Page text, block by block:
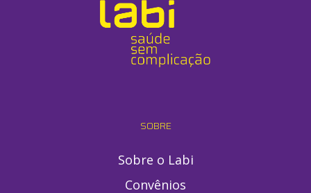
SOBRE
Sobre o Labi
Convênios